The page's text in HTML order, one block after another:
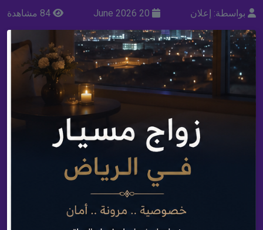
بواسطة: إعلان 20 June 2026 84 مشاهدة